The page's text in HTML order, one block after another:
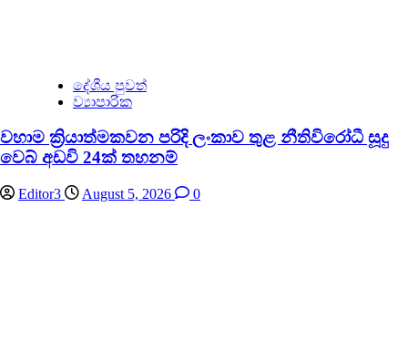
දේශීය පුවත්
ව්‍යාපාරික
වහාම ක්‍රියාත්මකවන පරිදි ලංකාව තුළ නීතිවිරෝධී සූදු
වෙබ් අඩවි 24ක් තහනම්
Editor3 August 5, 2026 0